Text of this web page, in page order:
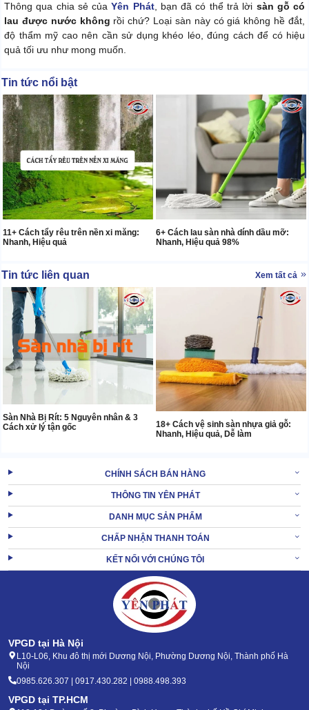
Thông qua chia sẻ củaYên Phát, bạn đã có thể trả lời sàn gỗ có
lau được nước không rồi chứ? Loại sàn này có giá không hề đắt,
độ thẩm mỹ cao nên cần sử dụng khéo léo, đúng cách để có hiệu
quả tối ưu như mong muốn.
Tin tức nổi bật
11+ Cách tẩy rêu trên nền xi măng:
Nhanh, Hiệu quả
6+ Cách lau sàn nhà dính dầu mỡ:
Nhanh, Hiệu quả 98%
Tin tức liên quan Xem tất cả
Sàn Nhà Bị Rít: 5 Nguyên nhân & 3
Cách xử lý tận gốc
18+ Cách vệ sinh sàn nhựa giả gỗ:
Nhanh, Hiệu quả, Dễ làm
CHÍNH SÁCH BÁN HÀNG
THÔNG TIN YÊN PHÁT
DANH MỤC SẢN PHẨM
CHẤP NHẬN THANH TOÁN
KẾT NỐI VỚI CHÚNG TÔI
VPGD tại Hà Nội
L10-L06, Khu đô thị mới Dương Nội, Phường Dương Nội, Thành phố Hà
Nội
0985.626.307 | 0917.430.282 | 0988.498.393
VPGD tại TP.HCM